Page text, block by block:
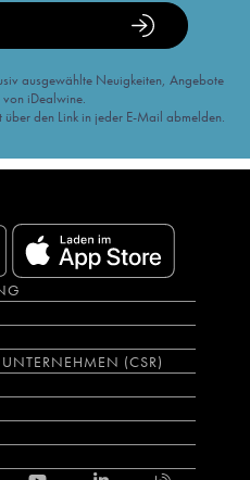
ausgewählte Neuigkeiten, Angebote
von iDealwine.
den Link in jeder E-Mail abmelden.
(CSR)